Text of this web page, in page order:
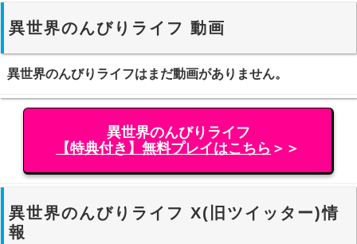
異世界のんびりライフ 動画
異世界のんびりライフはまだ動画がありません。
異世界のんびりライフ
【特典付き】無料プレイはこちら ＞＞
異世界のんびりライフ X(旧ツイッター)情
報